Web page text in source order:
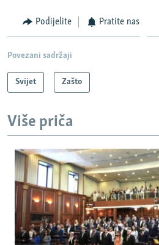
Podijelite Pratite nas
Povezani sadržaji
Svijet Zašto
Više priča